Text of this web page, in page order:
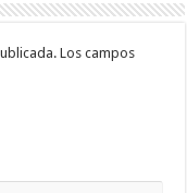
Los campos